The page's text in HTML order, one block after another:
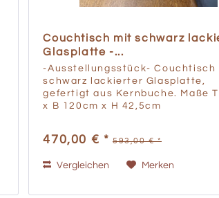
Couchtisch mit schwarz
Glasplatte -...
-Ausstellungsstück- Couchtisch
schwarz lackierter Glasplatte,
gefertigt aus Kernbuche. Maße
x B 120cm x H 42,5cm
470,00 € * 593,00 € *
Vergleichen Merken